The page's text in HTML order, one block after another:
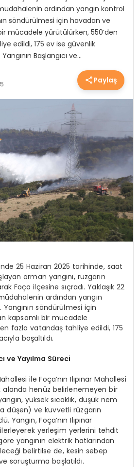
ardından yangın kontrol
söndürülmesi için havadan ve
mücadele yürütülürken, 550’den
edildi, 175 ev ise güvenlik
Başlangıcı ve…
Paylaş
25 Haziran 2025 tarihinde, saat
orman yangını, rüzgarın
Foça ilçesine sıçradı. Yaklaşık 22
ardından yangın
Yangının söndürülmesi için
kapsamlı bir mücadele
fazla vatandaş tahliye edildi, 175
boşaltıldı.
ve Yayılma Süreci
ile Foça’nın Ilıpınar Mahallesi
alanda henüz belirlenemeyen bir
yüksek sıcaklık, düşük nem
düşen) ve kuvvetli rüzgarın
Yangın, Foça’nın Ilıpınar
yerleşim yerlerini tehdit
yangının elektrik hatlarından
belirtilse de, kesin sebep
soruşturma başlatıldı.